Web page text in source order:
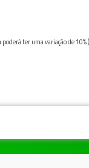
ter uma variação de 10%